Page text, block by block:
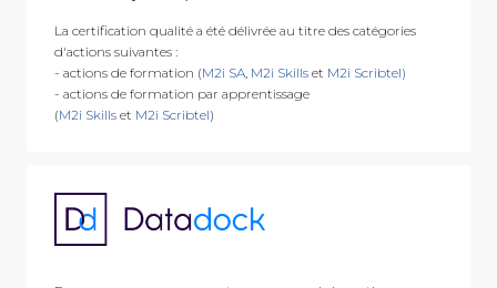
La certification qualité a été délivrée au titre des catégories
d'actions suivantes :
- actions de formation (M2i SA, M2i Skillset M2i Scribtel)
- actions de formation par apprentissage
(M2i Skillset M2i Scribtel)